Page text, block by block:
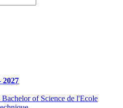
2027
of Science de l'Ecole